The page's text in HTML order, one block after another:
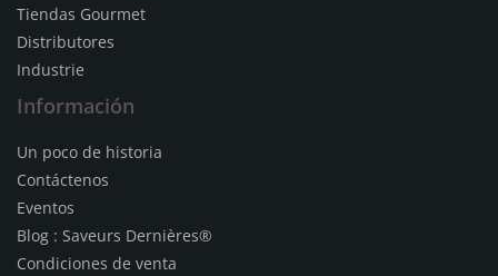
Tiendas Gourmet
Distributores
Industrie
Información
Un poco de historia
Contáctenos
Eventos
Blog : Saveurs Dernières®
Condiciones de venta